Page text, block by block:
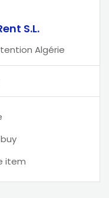
S.L.
Algérie
item